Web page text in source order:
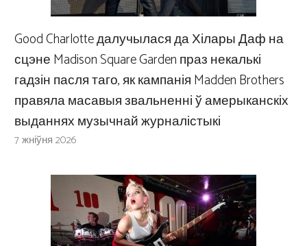
Good Charlotte далучылася да Хілары Даф на
сцэне Madison Square Garden праз некалькі
гадзін пасля таго, як кампанія Madden Brothers
правяла масавыя звальненні ў амерыканскіх
выданнях музычнай журналістыкі
7 жніўня 2026